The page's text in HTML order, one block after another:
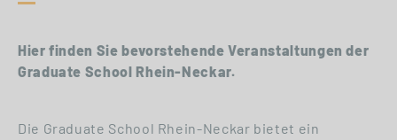
Hier finden Sie bevorstehende Veranstaltungen der
Graduate School Rhein-Neckar.
Die Graduate School Rhein-Neckar bietet ein